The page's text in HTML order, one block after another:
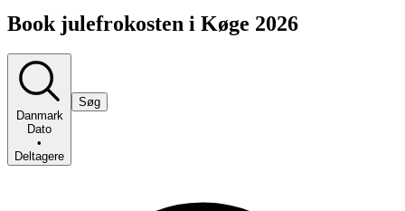
Book julefrokosten i Køge 2026
Danmark
Dato
•
Deltagere
Søg